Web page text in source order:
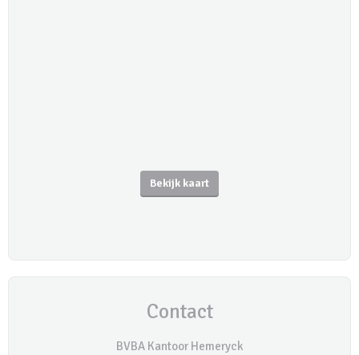
Bekijk kaart
Contact
BVBA Kantoor Hemeryck